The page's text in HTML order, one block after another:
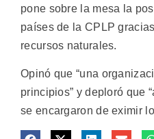
pone sobre la mesa la
países de la CPLP
recursos naturales.
Opinó que “una
principios” y deploró que
se encargaron de eximir